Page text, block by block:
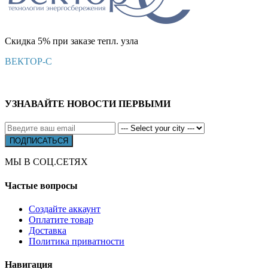
Скидка 5% при заказе тепл. узла
ВЕКТОР-С
УЗНАВАЙТЕ НОВОСТИ ПЕРВЫМИ
МЫ В СОЦ.СЕТЯХ
Частые вопросы
Создайте аккаунт
Оплатите товар
Доставка
Политика приватности
Навигация